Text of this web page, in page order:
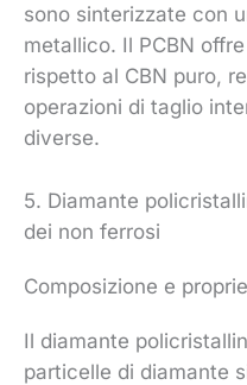
sono sinterizzate con
metallico. Il PCBN
rispetto al CBN puro,
operazioni di taglio
diverse.
5. Diamante
dei non ferrosi
Composizione e
Il diamante
particelle di diamante